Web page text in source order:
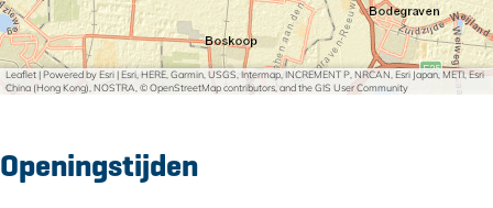
Leaflet|Powered by Esri | Esri, HERE, Garmin, USGS, Intermap, INCREMENT P, NRCAN, Esri Japan, METI, Esri
China (Hong Kong), NOSTRA, © OpenStreetMap contributors, and the GIS User Community
Openingstijden